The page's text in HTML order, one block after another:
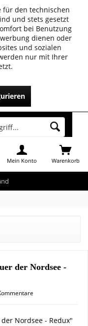
für den technischen
und stets gesetzt
bei Benutzung
dienen oder
und sozialen
nur mit Ihrer
Warenkorb
Mein Konto
der Nordsee -